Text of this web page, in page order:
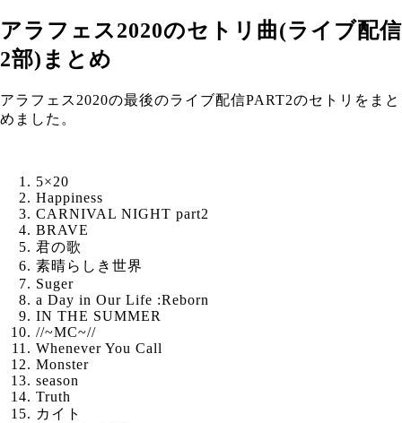
アラフェス2020のセトリ曲(ライブ配信
2部)まとめ
アラフェス2020の最後のライブ配信PART2のセトリをまと
めました。
5×20
Happiness
CARNIVAL NIGHT part2
BRAVE
君の歌
素晴らしき世界
Suger
a Day in Our Life :Reborn
IN THE SUMMER
//~MC~//
Whenever You Call
Monster
season
Truth
カイト